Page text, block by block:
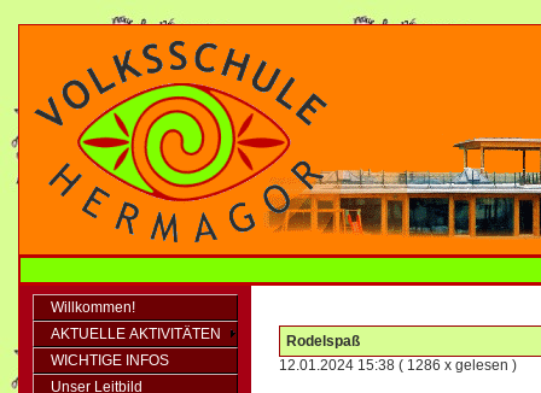
Willkommen!
AKTUELLE AKTIVITÄTEN
WICHTIGE INFOS
Unser Leitbild
Rodelspaß
12.01.2024 15:38 ( 1286 x gelesen )